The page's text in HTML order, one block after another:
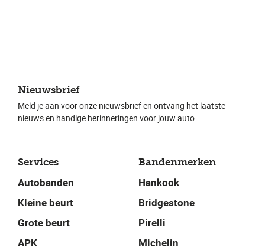
Services
Autobanden
Kleine beurt
Grote beurt
APK
Bandenmerken
Hankook
Bridgestone
Pirelli
Michelin
Nieuwsbrief
Meld je aan voor onze nieuwsbrief en ontvang het laatste
nieuws en handige herinneringen voor jouw auto.